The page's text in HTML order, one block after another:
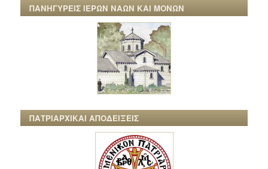
ΠΑΝΗΓΥΡΕΙΣ ΙΕΡΩΝ ΝΑΩΝ ΚΑΙ ΜΟΝΩΝ
ΠΑΤΡΙΑΡΧΙΚΑΙ ΑΠΟΔΕΙΞΕΙΣ